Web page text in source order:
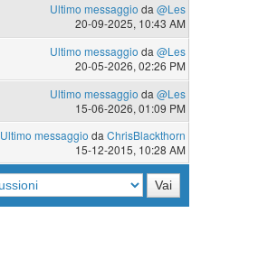
Ultimo messaggio da @Les
20-09-2025, 10:43 AM
Ultimo messaggio da @Les
20-05-2026, 02:26 PM
Ultimo messaggio da @Les
15-06-2026, 01:09 PM
Ultimo messaggio da ChrisBlackthorn
15-12-2015, 10:28 AM